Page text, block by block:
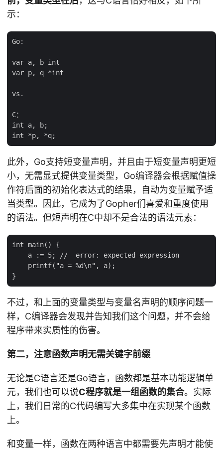
示：
Go:
var a, b int
var p, q *int
vs.
C：
int a, b;
此外，Go支持短变量声明，并且由于短变量声明更短
小，无需显式提供变量类型，Go编译器会根据赋值操
作符后面的初始化表达式的结果，自动为变量赋予适
当类型。因此，它成为了Gopher们喜爱和重度使用
的语法。但短声明在C中却不是合法的语法元素：
int main() {
    a := 5; //  error: expected expression
    printf("a = %d\n", a);
不过，和上面的变量类型与变量名声明的顺序问题一
样，C编译器会发现并告知我们这个问题，并不会给
程序带来实质性的伤害。
第二，注意函数声明无需关键字前缀
无论是C语言还是Go语言，函数都是基本功能逻辑单
元，我们也可以说C程序就是一组函数的集合。实际
上，我们日常的C代码编写大多集中在实现某个函数
上。
和变量一样，函数在两种语言中都需要先声明才能使